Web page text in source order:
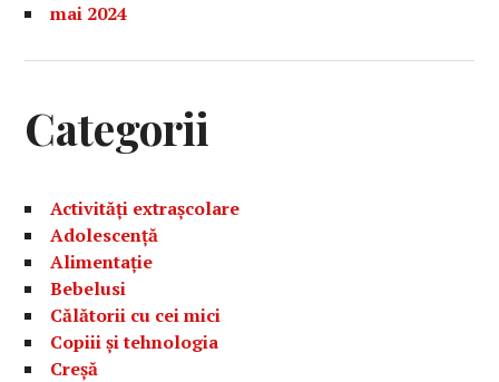
mai 2024
Categorii
Activități extrașcolare
Adolescență
Alimentație
Bebelusi
Călătorii cu cei mici
Copiii și tehnologia
Creșă